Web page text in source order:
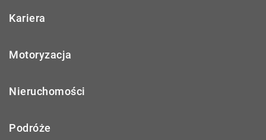
Kariera
Motoryzacja
Nieruchomości
Podróże